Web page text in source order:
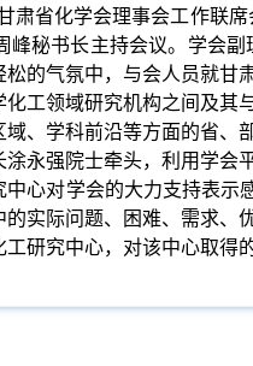
肃省化学会理事会工作联
峰秘书长主持会议。学会
的气氛中，与会人员就
工领域研究机构之间及
、学科前沿等方面的省
永强院士牵头，利用学
心对学会的大力支持表示
实际问题、困难、需求
研究中心，对该中心取